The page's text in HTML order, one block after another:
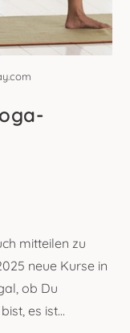
mitteilen zu
neue Kurse in
ob Du
es ist…